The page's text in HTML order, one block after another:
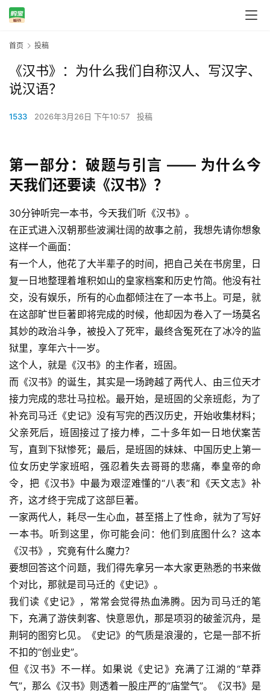
首页 投稿
《汉书》：为什么我们自称汉人、写汉字、
说汉语？
1533 2026年3月26日 下午10:57 投稿
第一部分：破题与引言 —— 为什么今
天我们还要读《汉书》？
30分钟听完一本书，今天我们听《汉书》。
在正式进入汉朝那些波澜壮阔的故事之前，我想先请你想象
这样一个画面：
有一个人，他花了大半辈子的时间，把自己关在书房里，日
复一日地整理着堆积如山的皇家档案和历史竹简。他没有社
交，没有娱乐，所有的心血都倾注在了一本书上。可是，就
在这部旷世巨著即将完成的时候，他却因为卷入了一场莫名
其妙的政治斗争，被投入了死牢，最终含冤死在了冰冷的监
狱里，享年六十一岁。
这个人，就是《汉书》的主作者，班固。
而《汉书》的诞生，其实是一场跨越了两代人、由三位天才
接力完成的悲壮马拉松。最开始，是班固的父亲班彪，为了
补充司马迁 《史记》 没有写完的西汉历史，开始收集材料；
父亲死后，班固接过了接力棒，二十多年如一日地伏案苦
写，直到下狱惨死；最后，是班固的妹妹、中国历史上第一
位女历史学家班昭 ，强忍着失去哥哥的悲痛，奉皇帝的命
令，把《汉书》中最为艰涩难懂的“八表”和《天文志》补
齐，这才终于完成了这部巨著。
一家两代人，耗尽一生心血，甚至搭上了性命，就为了写好
一本书。听到这里，你可能会问：他们到底图什么？这本
《汉书》，究竟有什么魔力？
要想回答这个问题，我们得先拿另一本大家更熟悉的书来做
个对比，那就是司马迁的《史记》。
我们读《史记》，常常会觉得热血沸腾。因为司马迁的笔
下，充满了游侠刺客、快意恩仇，那是项羽的破釜沉舟，是
荆轲的图穷匕见。《史记》的气质是浪漫的，它是一部不折
不扣的“创业史”。
但《汉书》不一样。如果说《史记》充满了江湖的“草莽
气”，那么《汉书》则透着一股庄严的“庙堂气”。《汉书》是